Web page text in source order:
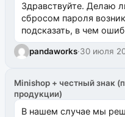
Здравствуйте. Делаю
сбросом пароля
подсказать, в чем
одноименном разделе
pandaworks·30 июля
Minishop + честный знак
продукции)
В нашем случае мы